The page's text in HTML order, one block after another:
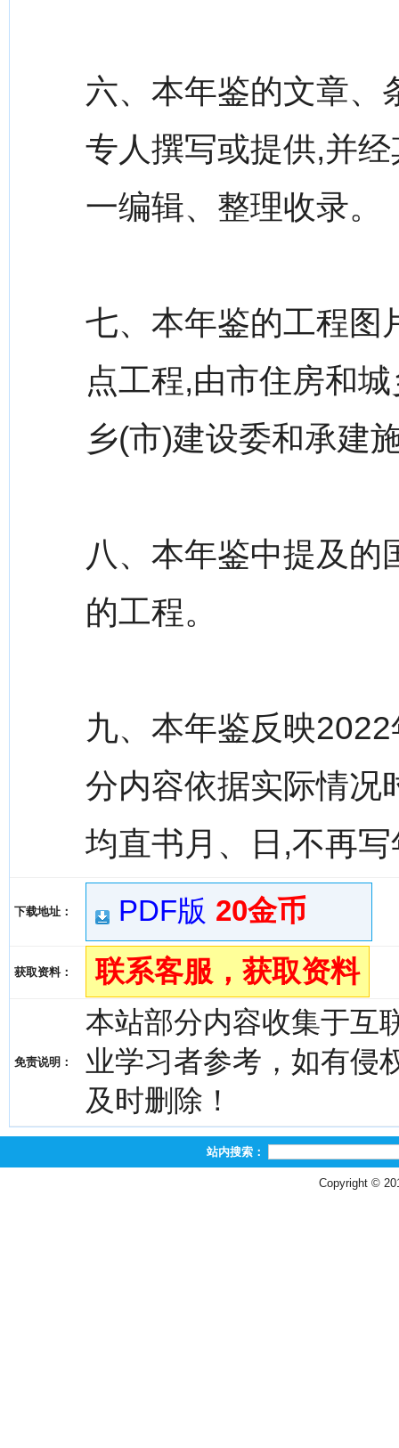
六、本年鉴的文章、
专人撰写或提供,并
一编辑、整理收录。
七、本年鉴的工程图
点工程,由市住房和
乡(市)建设委和承建
八、本年鉴中提及的
的工程。
九、本年鉴反映
分内容依据实际情况
均直书月、日,不再
下载地址： PDF版 20金币
获取资料： 联系客服，获取资料
免责说明：
本站部分内容收集于互
业学习者参考，如有侵
及时删除！
站内搜索：
Copyright ©